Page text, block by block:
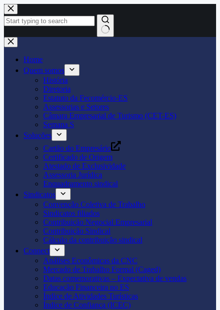
Pular
para
o
Home
Quem somos
História
Diretoria
Estatuto da Fecomércio-ES
Assessorias e Setores
Câmara Empresarial de Turismo (CET-ES)
Semana S
Soluções
Cartão do Empresário
Certificado de Origem
Atestado de Exclusividade
Assessoria Jurídica
Enquadramento sindical
Sindicatos
Convenção Coletiva de Trabalho
Sindicatos filiados
Contribuição Negocial Empresarial
Contribuição Sindical
Cálculo da contribuição sindical
Connect
Análises Econômicas da CNC
Mercado de Trabalho Formal (Caged)
Datas comemorativas – Expectativa de vendas
Educação Financeira no ES
Índice de Atividades Turísticas
Índice de Confiança (ICEC)